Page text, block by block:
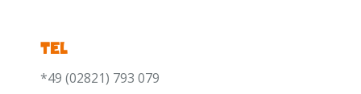
TEL
*49 (02821) 793 079